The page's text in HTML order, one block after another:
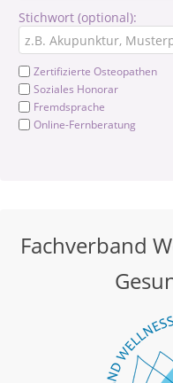
Stichwort (optional):
Zertifizierte Osteopathen
Soziales Honorar
Fremdsprache
Online-Fernberatung
Fachverband